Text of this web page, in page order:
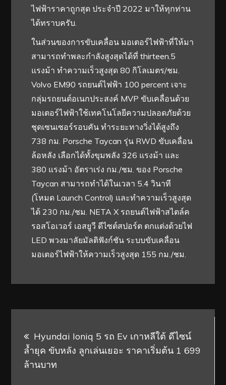
ไฟฟ้าราคาถูกสุด ประจำปี 2022 มาให้ทุกท่าน
ได้ทราบครับ.
ในส่วนของการขับเคลื่อน มอเตอร์ไฟฟ้าที่ให้มา
สามารถทำพละกำลังสูงสุดได้ที่ thirteen.5
แรงม้า ทำความเร็วสูงสุด 80 กิโลเมตร/ชม.
Volvo EM90 รถยนต์ไฟฟ้า 100 percent เจาะ
กลุ่มรถยนต์อเนกประสงค์ MVP ขับเคลื่อนด้วย
มอเตอร์ไฟฟ้าใช้เทคโนโลยีความปลอดภัยด้วย
ชุดเซนเซอร์รอบคัน ทำระยะทางวิ่งได้สูงถึง
738 กม. Porsche Taycan รุ่น RWD ขับเคลื่อน
ล้อหลัง เลือกได้ทั้งขุมพลัง 326 แรงม้า และ
380 แรงม้า อัตราเร่ง กม./ชม. ของ Porsche
Taycan สามารถทำได้ในเวลา 5.4 วินาที
(โหมด Launch Control) และทำความเร็วสูงสุด
ได้ 230 กม./ชม. NETA X รถยนต์ไฟฟ้าสไตล์ค
รอสโอเวอร์ เอสยูวี ดีไซต์สปอร์ต ตกแต่งด้วยไฟ
LED พวงมาลัยมัลติฟังก์ชัน ระบบขับเคลื่อน
มอเตอร์ไฟฟ้าให้ความเร็วสูงสุด 155 กม./ชม.
navigation
Hyundai Ioniq 5 รถ Ev เกาหลีใต้ ดีไซน์
ล้ำยุค ขับหลัง ลูกเล่นเยอะ ราคาเริ่มต้น 1 699
ล้านบาท